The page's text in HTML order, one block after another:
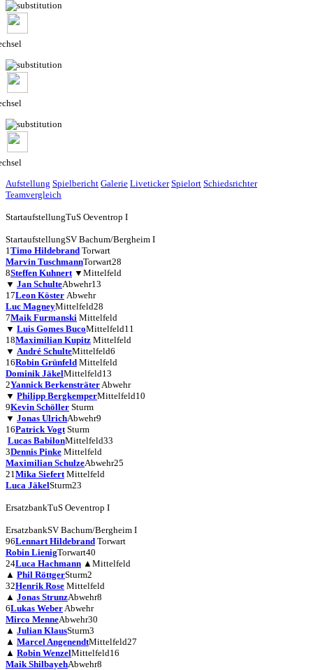
Aufstellung Spielbericht Galerie Liveticker Spielort Schiedsrichter
Teamvergleich
StartaufstellungTuS Oeventrop I
StartaufstellungSV Bachum/Bergheim I
1Timo Hildebrand Torwart
Marvin TuschmannTorwart28
8Steffen Kuhnert ▼ Mittelfeld
▼ Jan SchulteAbwehr13
17Leon Köster Abwehr
Luc MagneyMittelfeld28
7Maik Furmanski Mittelfeld
▼ Luis Gomes BucoMittelfeld11
18Maximilian Kupitz Mittelfeld
▼ André SchulteMittelfeld6
16Robin Grünfeld Mittelfeld
Dominik JäkelMittelfeld13
2Yannick BerkensträterAbwehr
▼ Philipp BergkemperMittelfeld10
9Kevin Schöller Sturm
▼ Jonas UlrichAbwehr9
16Patrick Vogt Sturm
Lucas BabilonMittelfeld33
3Dennis Pinke Mittelfeld
Maximilian SchulzeAbwehr25
21Mika Siefert Mittelfeld
Luca JäkelSturm23
ErsatzbankTuS Oeventrop I
ErsatzbankSV Bachum/Bergheim I
96Lennart Hildebrand Torwart
Robin LienigTorwart40
24Luca Hachmann ▲ Mittelfeld
▲ Phil RöttgerSturm2
32Henrik Rose Mittelfeld
▲ Jonas StrunzAbwehr8
6Lukas WeberAbwehr
Mirco MenneAbwehr30
▲ Julian KlausSturm3
▲ Marcel AngenendtMittelfeld27
▲ Robin WenzelMittelfeld16
Maik ShilbayehAbwehr8